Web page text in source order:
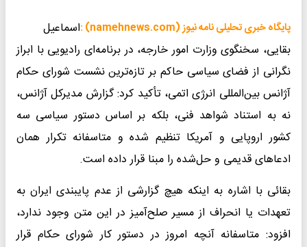
پایگاه خبری تحلیلی نامه نیوز (namehnews.com) :
اسماعیل
بقایی، سخنگوی وزارت امور خارجه، در برنامه‌ای رادیویی با ابراز
نگرانی از فضای سیاسی حاکم بر تازه‌ترین نشست شورای حکام
آژانس بین‌المللی انرژی اتمی، تأکید کرد: گزارش مدیرکل آژانس،
نه به استناد شواهد فنی، بلکه بر اساس دستور سیاسی سه
کشور اروپایی و آمریکا تنظیم شده و متاسفانه تکرار همان
ادعاهای قدیمی و حل‌شده را مبنا قرار داده است.
بقائی با اشاره به اینکه هیچ گزارشی از عدم پایبندی ایران به
تعهدات یا انحراف از مسیر صلح‌آمیز در این متن وجود ندارد،
افزود: متاسفانه آنچه امروز در دستور کار شورای حکام قرار